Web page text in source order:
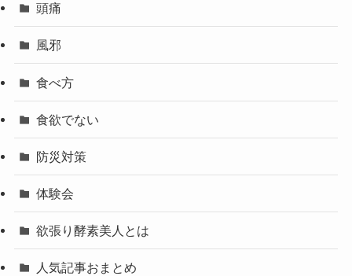
頭痛
風邪
食べ方
食欲でない
防災対策
体験会
欲張り酵素美人とは
人気記事おまとめ